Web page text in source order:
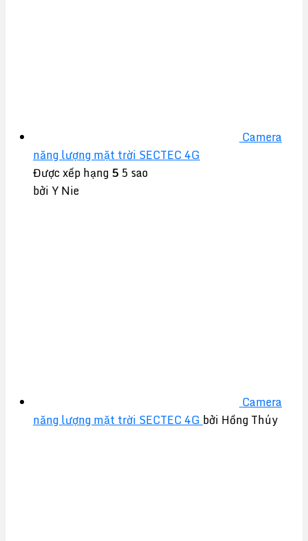
Camera
năng lượng mặt trời SECTEC 4G
Được xếp hạng5 5 sao
bởi Y Nie
Camera
năng lượng mặt trời SECTEC 4G bởi Hồng Thúy